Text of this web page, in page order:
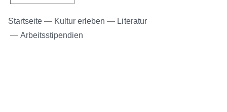
Startseite Kultur erleben
Literatur
Arbeitsstipendien